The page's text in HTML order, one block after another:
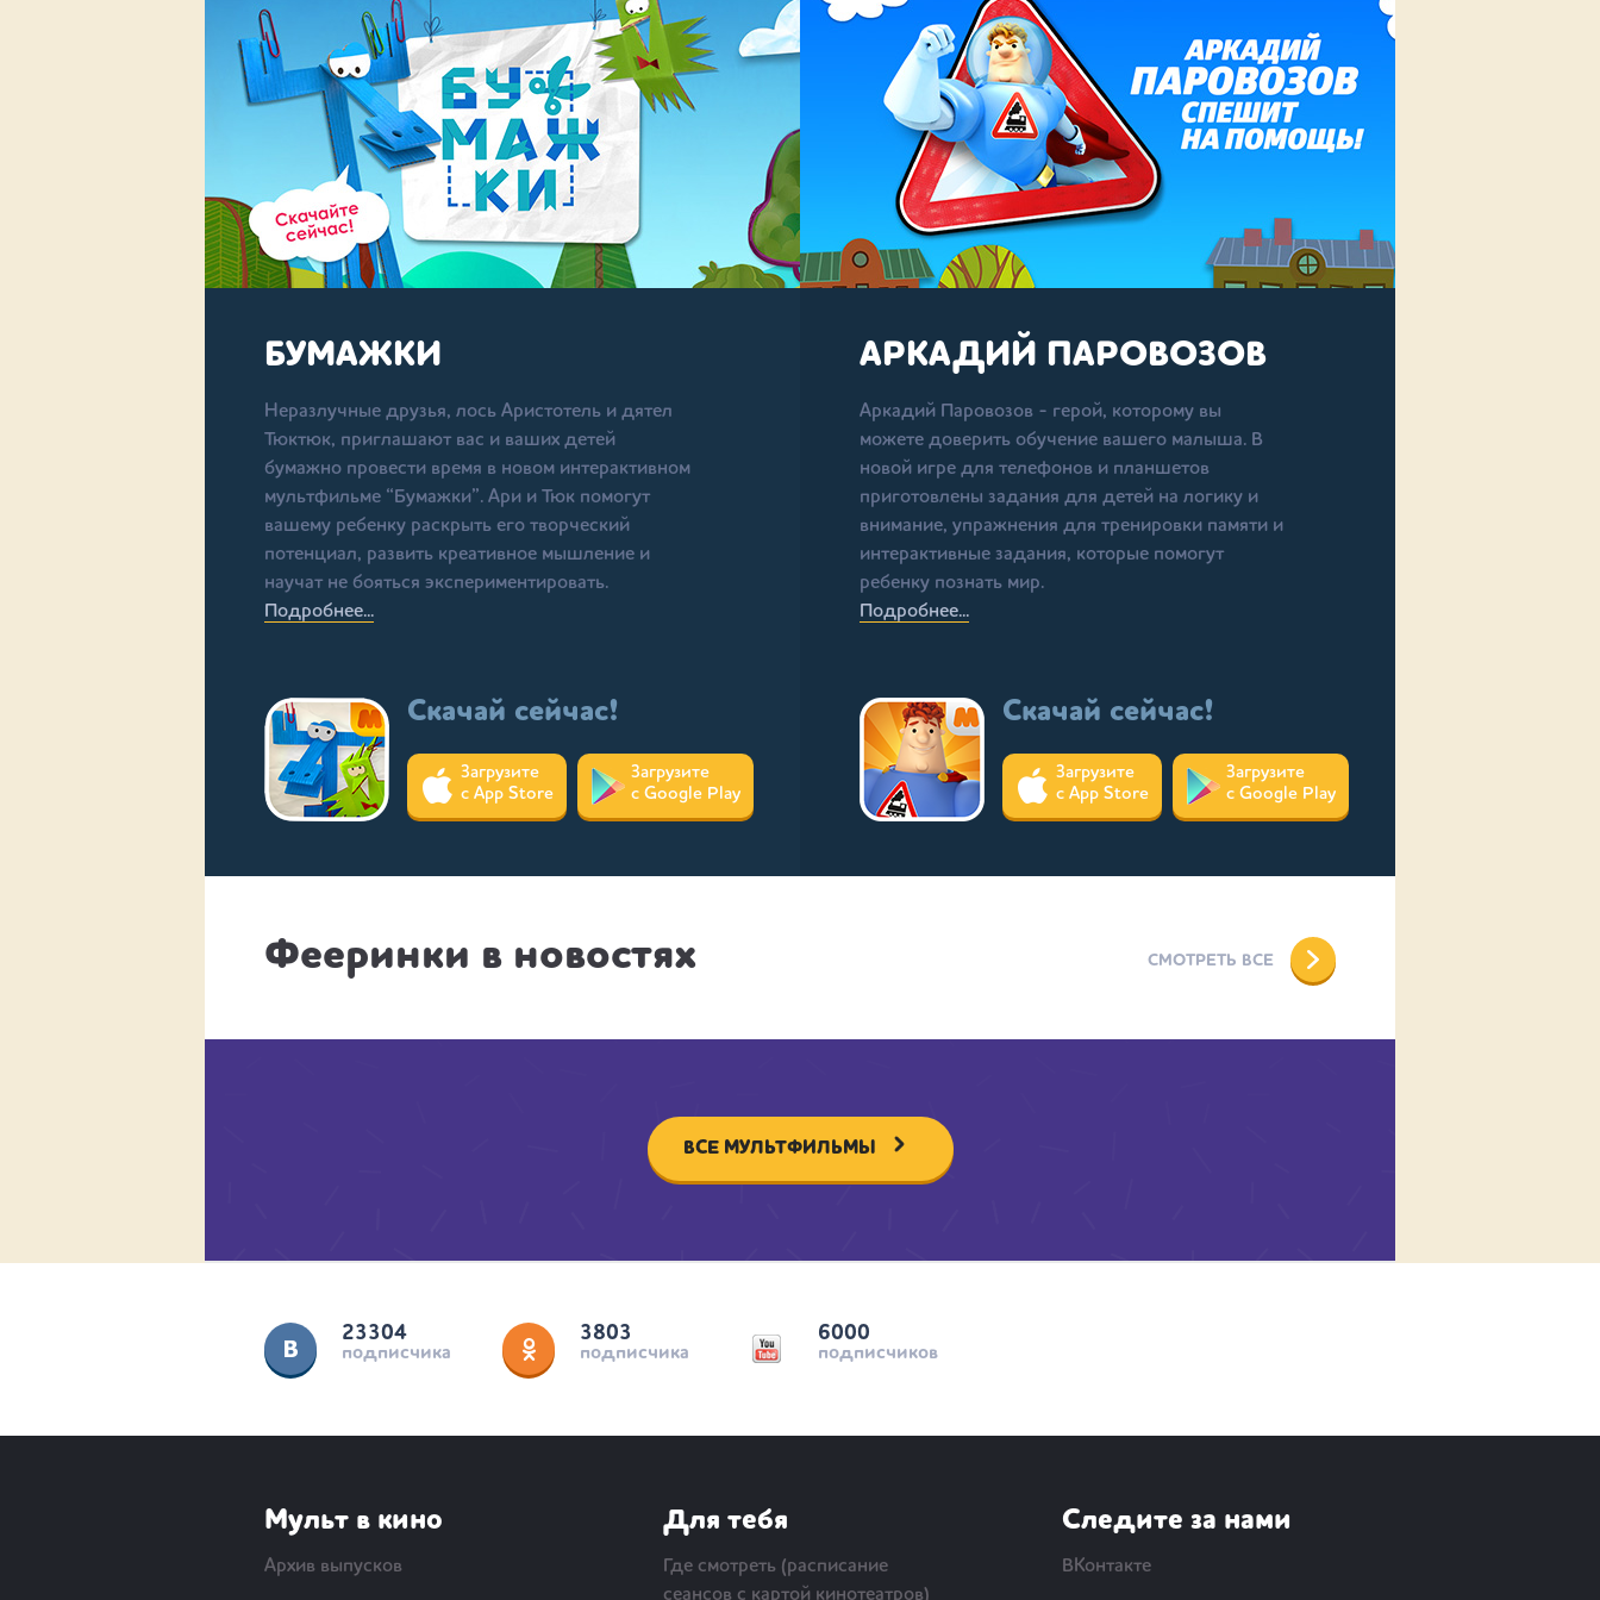
БУМАЖКИ
Неразлучные друзья, лось Аристотель и дятел
Тюктюк, приглашают вас и ваших детей
бумажно провести время в новом интерактивном
мультфильме “Бумажки”. Ари и Тюк помогут
вашему ребенку раскрыть его творческий
потенциал, развить креативное мышление и
научат не бояться экспериментировать.
Подробнее...
Скачай сейчас!
Загрузите
с App Store
Загрузите
с Google Play
АРКАДИЙ ПАРОВОЗОВ
Аркадий Паровозов - герой, которому вы
можете доверить обучение вашего малыша. В
новой игре для телефонов и планшетов
приготовлены задания для детей на логику и
внимание, упражнения для тренировки памяти и
интерактивные задания, которые помогут
ребенку познать мир.
Подробнее...
Скачай сейчас!
Загрузите
с App Store
Загрузите
с Google Play
Фееринки в новостях СМОТРЕТЬ ВСЕ
ВСЕ МУЛЬТФИЛЬМЫ
23304
подписчика
3803
подписчика
6000
подписчиков
Мульт в кино
Архив выпусков
Для тебя
Где смотреть (расписание
сеансов с картой кинотеатров)
Следите за нами
ВКонтакте